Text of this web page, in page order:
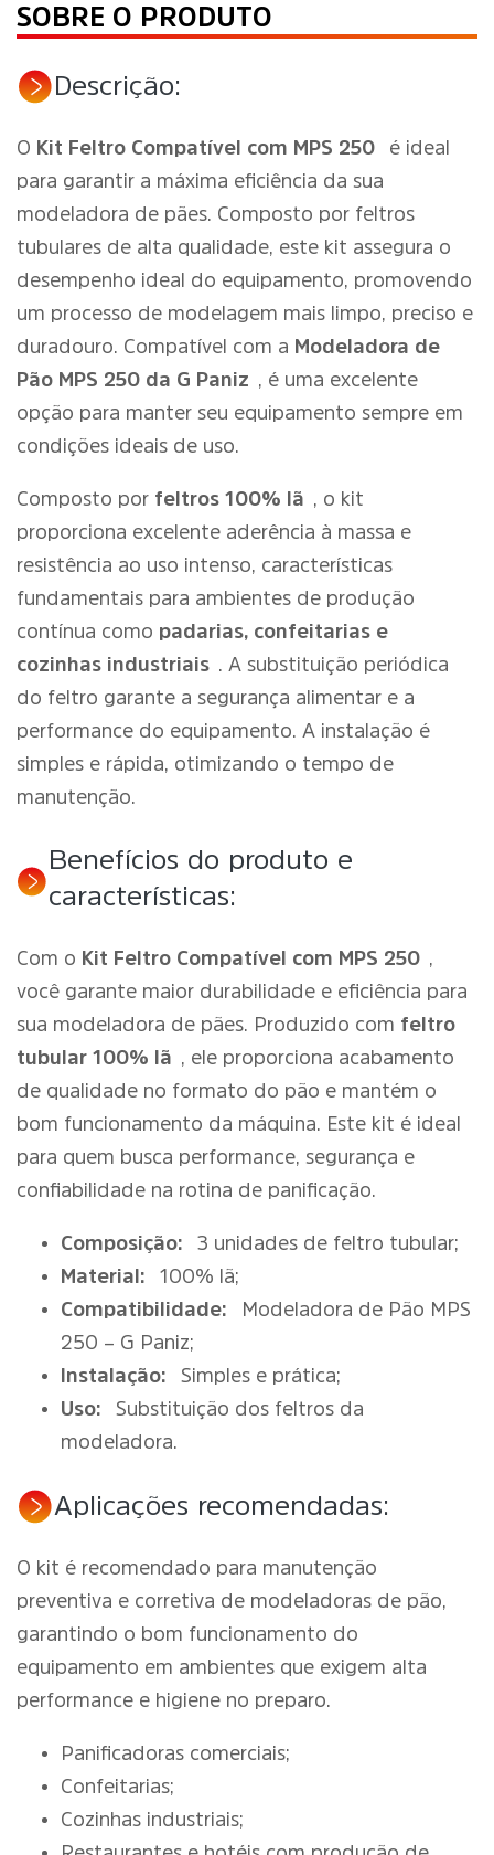
SOBRE O PRODUTO
Descrição:
O Kit Feltro Compatível com MPS 250
é ideal
para garantir a máxima eficiência da sua
modeladora de pães. Composto por feltros
tubulares de alta qualidade, este kit assegura o
desempenho ideal do equipamento, promovendo
um processo de modelagem mais limpo, preciso e
duradouro. Compatível com a Modeladora de
Pão MPS 250 da G Paniz , é uma excelente
opção para manter seu equipamento sempre em
condições ideais de uso.
Composto por feltros 100% lã , o kit
proporciona excelente aderência à massa e
resistência ao uso intenso, características
fundamentais para ambientes de produção
contínua como padarias, confeitarias e
cozinhas industriais . A substituição periódica
do feltro garante a segurança alimentar e a
performance do equipamento. A instalação é
simples e rápida, otimizando o tempo de
manutenção.
Benefícios do produto e
características:
Com o Kit Feltro Compatível com MPS 250 ,
você garante maior durabilidade e eficiência para
sua modeladora de pães. Produzido com feltro
tubular 100% lã , ele proporciona acabamento
de qualidade no formato do pão e mantém o
bom funcionamento da máquina. Este kit é ideal
para quem busca performance, segurança e
confiabilidade na rotina de panificação.
Composição:
3 unidades de feltro tubular;
Material:
100% lã;
Compatibilidade:
Modeladora de Pão MPS
250 – G Paniz;
Instalação:
Simples e prática;
Uso:
Substituição dos feltros da
modeladora.
Aplicações recomendadas:
O kit é recomendado para manutenção
preventiva e corretiva de modeladoras de pão,
garantindo o bom funcionamento do
equipamento em ambientes que exigem alta
performance e higiene no preparo.
Panificadoras comerciais;
Confeitarias;
Cozinhas industriais;